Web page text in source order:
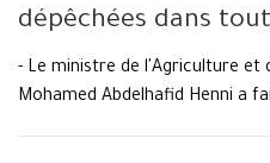
dépêchées dans
- Le ministre de l'Agriculture et
Mohamed Abdelhafid Henni a